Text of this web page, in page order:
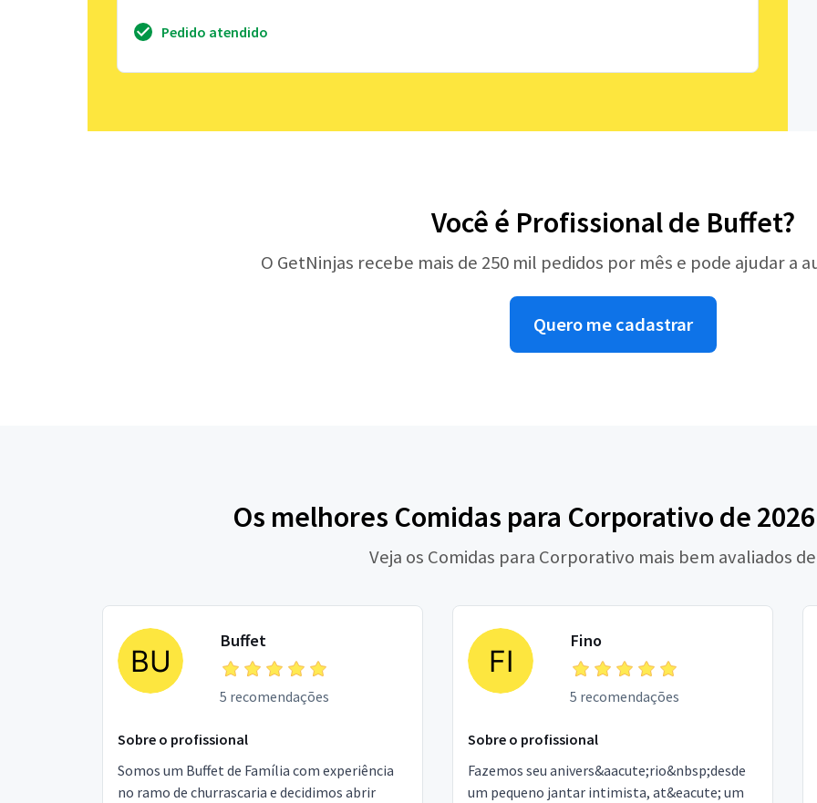
Pedido atendido
Você é Profissional de Buffet?
O GetNinjas recebe mais de 250 mil pedidos por mês e pode ajudar a
Quero me cadastrar
Os melhores Comidas para Corporativo de
Veja os Comidas para Corporativo mais bem avaliados
Buffet
5 recomendações
Sobre o profissional
Somos um Buffet de Família com experiência
no ramo de churrascaria e decidimos abrir
Fino
5 recomendações
Sobre o profissional
Fazemos seu anivers&aacute;rio&nbsp;desde
um pequeno jantar intimista, at&eacute; um